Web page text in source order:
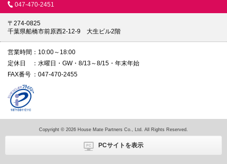
047-470-2451
〒274-0825
千葉県船橋市前原西2-12-9 大生ビル2階
営業時間
10:00～18:00
定休日
水曜日・GW・8/13～8/15・年末年始
FAX番号
047-470-2455
Copyright © 2026 House Mate Partners Co., Ltd. All Rights Reserved.
PCサイトを表示